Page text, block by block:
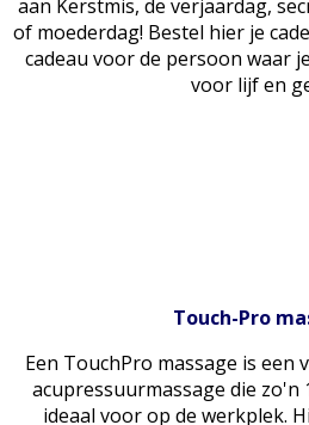
aan Kerstmis, de verjaardag,
of moederdag! Bestel hier je
cadeau voor de persoon waar
voor lijf en
Touch-Pro
Een TouchPro massage is een
acupressuurmassage die
ideaal voor op de werkplek.